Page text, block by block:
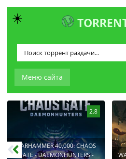
Меню сайта
2.8
WARHAMMER 40,000: CHAOS
GATE - DAEMONHUNTERS -
☀️